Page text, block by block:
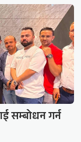
सम्बोधन गर्न